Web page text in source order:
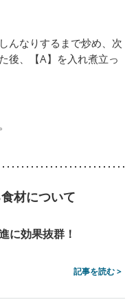
んなりするまで炒め、次
後、【A】を入れ煮立っ
材について
に効果抜群！
記事を読む >